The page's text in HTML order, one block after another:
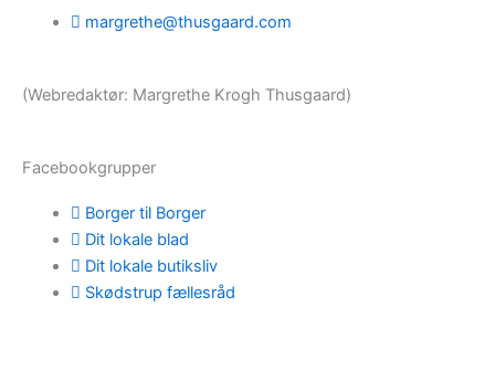
margrethe@thusgaard.com
(Webredaktør: Margrethe Krogh Thusgaard)
Facebookgrupper
Borger til Borger
Dit lokale blad
Dit lokale butiksliv
Skødstrup fællesråd